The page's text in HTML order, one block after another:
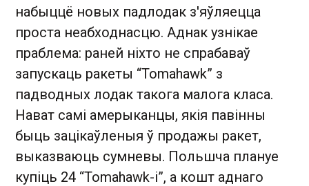
набыццё новых падлодак з'яўляецца
проста неабходнасцю. Аднак узнікае
праблема: раней ніхто не спрабаваў
запускаць ракеты “Tomahawk” з
падводных лодак такога малога класа.
Нават самі амерыканцы, якія павінны
быць зацікаўленыя ў продажы ракет,
выказваюць сумневы. Польшча плануе
купіць 24 “Tomahawk-і”, а кошт аднаго